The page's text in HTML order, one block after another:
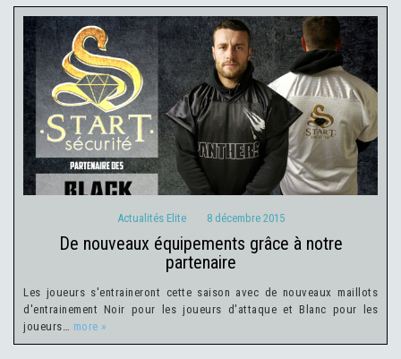
Actualités Elite 8 décembre 2015
Actualités Elite 8 décembre 2015
de nouveaux équipements grâce à notre
partenaire
Les joueurs s'entraineront cette saison avec de nouveaux maillots
d'entrainement Noir pour les joueurs d'attaque et Blanc pour les
joueurs… more »